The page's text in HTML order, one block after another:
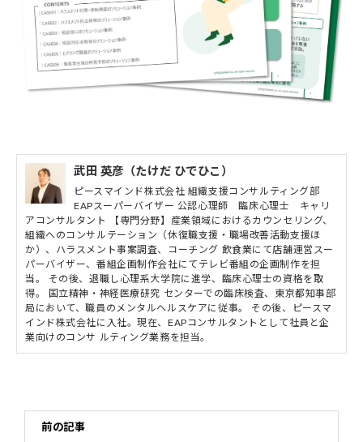
武田 英彦（たけだ ひでひこ）
ピースマインド株式会社 組織支援コンサルティング部
EAPスーパーバイザー 公認心理師 臨床心理士 キャリ
アコンサルタント 【専門分野】産業領域におけるカウンセリング、
組織へのコンサルテーション（休復職支援・職場改善活動支援ほ
か）、ハラスメント事案調査、コーチング 飲食業にて店舗運営スー
パーバイザー、番組企画制作会社にてテレビ番組の企画制作を担
当。 その後、退職し心理系大学院に進学、臨床心理士の資格を取
得。 国立精神・神経医療研究 センターでの臨床検査、東京都知事部
局において、職員のメンタルヘルスケアに従事。 その後、ピースマ
インド株式会社に入社。現在、EAPコンサルタントとして社員と企
業向けのコンサ ルティング業務を担当。
前の記事